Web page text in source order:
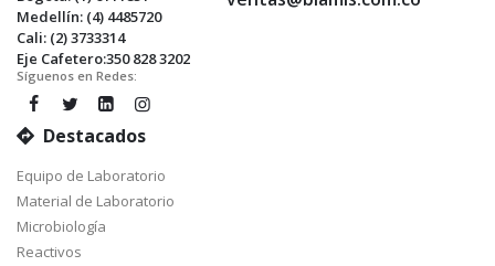
Medellín: (4) 4485720
Cali: (2) 3733314
Eje Cafetero:350 828 3202
Síguenos en Redes:
Destacados
Equipo de Laboratorio
Material de Laboratorio
Microbiología
Reactivos